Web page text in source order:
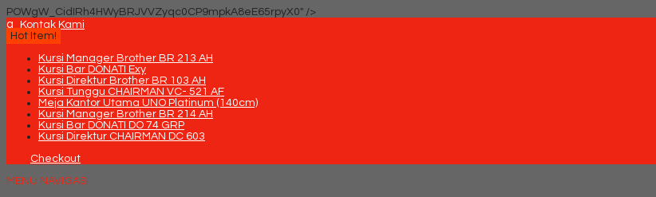
POWgW_CidIRh4HWyBRJVVZyqc0CP9mpkA8eE65rpyX0" />
q
Kontak Kami
Hot Item!
Kursi Manager Brother BR 213 AH
Kursi Bar DONATI Exy
Kursi Direktur Brother BR 103 AH
Kursi Tunggu CHAIRMAN VC- 521 AF
Meja Kantor Utama UNO Platinum (140cm)
Kursi Manager Brother BR 214 AH
Kursi Bar DONATI DO 74 GRP
Kursi Direktur CHAIRMAN DC 603
Checkout
MENU NAVIGASI